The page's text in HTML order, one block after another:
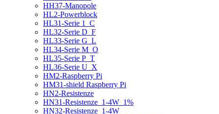
HH37-Manopole
HL2-Powerblock
HL31-Serie 1_C
HL32-Serie D_F
HL33-Serie G_L
HL34-Serie M_O
HL35-Serie P_T
HL36-Serie U_X
HM2-Raspberry Pi
HM31-shield Raspberry Pi
HN2-Resistenze
HN31-Resistenze_1-4W_1%
HN32-Resistenze_1-4W